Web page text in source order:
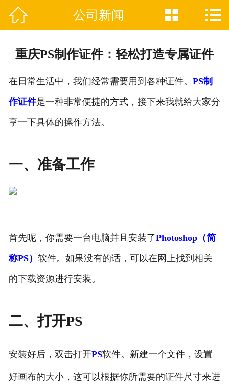
网站首页
 公司新闻  
重庆PS制作证件：轻松打造专属证件
在日常生活中，我们经常需要用到各种证件。 PS制
作证件是一种非常便捷的方式，接下来我就给大家分
享一下具体的操作方法。
一、准备工作
首先呢，你需要一台电脑并且安装了Photoshop（简
称PS） 软件。如果没有的话，可以在网上找到相关
的下载资源进行安装。
二、打开PS
安装好后，双击打开PS软件。新建一个文件，设置
好画布的大小，这可以根据你所需要的证件尺寸来进